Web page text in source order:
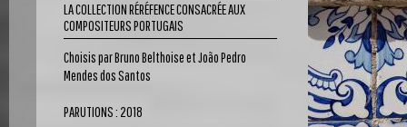
LA COLLECTION RÉRÉFENCE CONSACRÉE AUX
COMPOSITEURS PORTUGAIS
Choisis par Bruno Belthoise et João Pedro
Mendes dos Santos
PARUTIONS : 2018